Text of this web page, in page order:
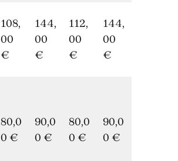
108,
00
€
144,
00
€
112,
00
€
144,
00
€
80,0
0 €
90,0
0 €
80,0
0 €
90,0
0 €